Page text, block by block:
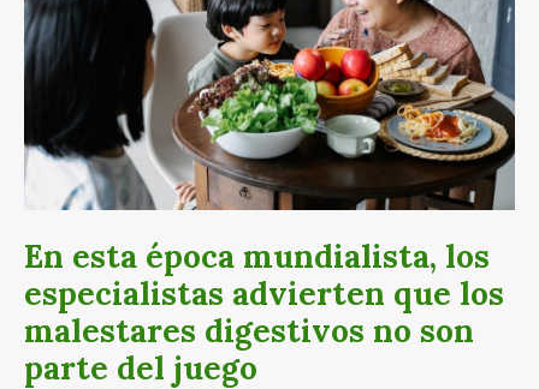
En esta época mundialista, los
especialistas advierten que los
malestares digestivos no son
parte del juego
los
especialistas
advierten
malestares
digestivos
son
parte
del
juego